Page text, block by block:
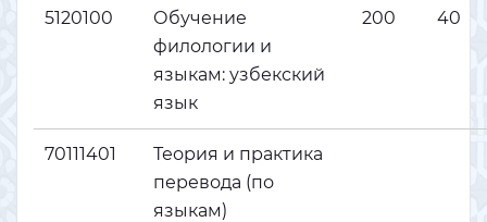
5120100
Обучение
филологии и
языкам: узбекский
язык
200 40
70111401
Теория и практика
перевода (по
языкам)